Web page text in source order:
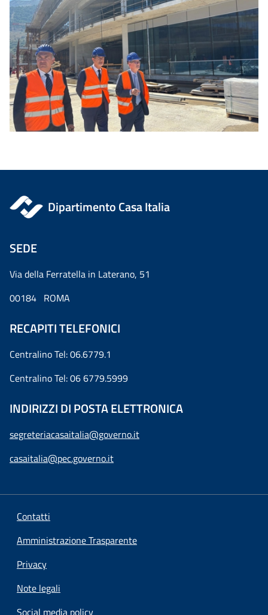
Dipartimento Casa Italia
SEDE
Via della Ferratella in Laterano, 51
00184 ROMA
RECAPITI TELEFONICI
Centralino Tel: 06.6779.1
Centralino Tel: 06 6779.5999
INDIRIZZI DI POSTA ELETTRONICA
segreteriacasaitalia@governo.it
casaitalia@pec.governo.it
Contatti
Amministrazione Trasparente
Privacy
Note legali
Social media policy